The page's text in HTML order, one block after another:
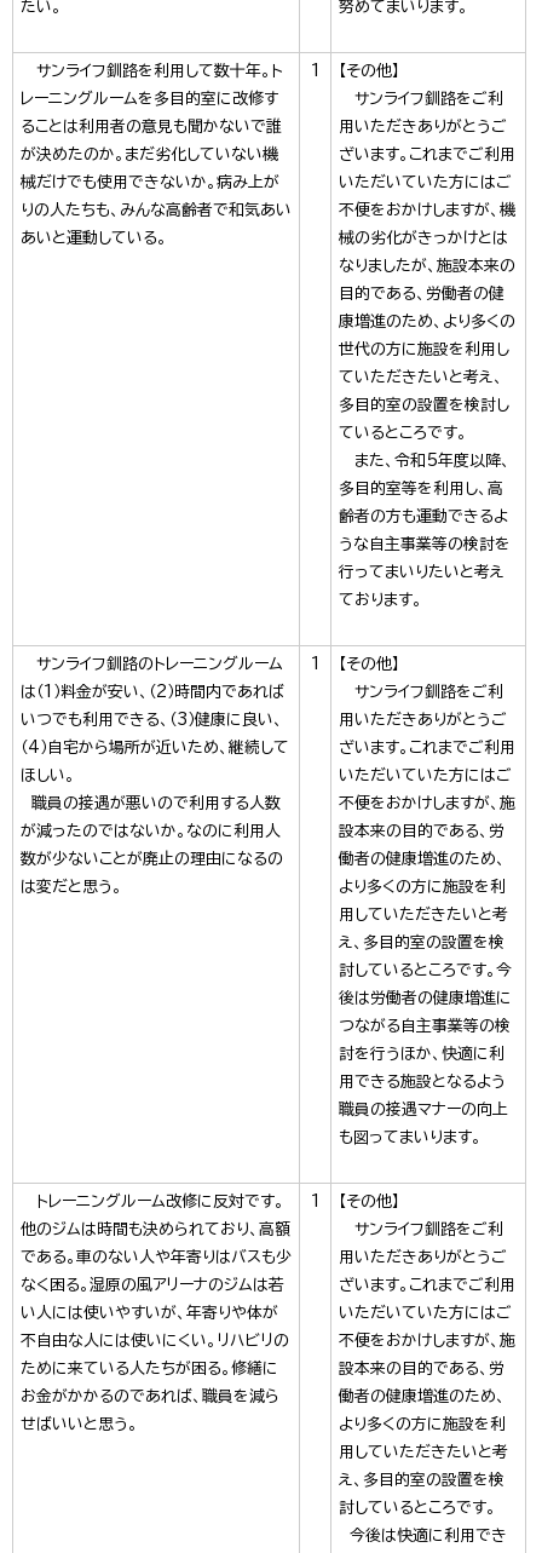
たい。 努めてまいります。
サンライフ釧路を利用して数十年。ト
レーニングルームを多目的室に改修す
ることは利用者の意見も聞かないで誰
が決めたのか。まだ劣化していない機
械だけでも使用できないか。病み上が
りの人たちも、みんな高齢者で和気あい
あいと運動している。
1
【その他】
サンライフ釧路をご利
用いただきありがとうご
ざいます。これまでご利用
いただいていた方にはご
不便をおかけしますが、機
械の劣化がきっかけとは
なりましたが、施設本来の
目的である、労働者の健
康増進のため、より多くの
世代の方に施設を利用し
ていただきたいと考え、
多目的室の設置を検討し
ているところです。
また、令和5年度以降、
多目的室等を利用し、高
齢者の方も運動できるよ
うな自主事業等の検討を
行ってまいりたいと考え
ております。
サンライフ釧路のトレーニングルーム
は（1）料金が安い、（2）時間内であれば
いつでも利用できる、（3）健康に良い、
（4）自宅から場所が近いため、継続して
ほしい。
職員の接遇が悪いので利用する人数
が減ったのではないか。なのに利用人
数が少ないことが廃止の理由になるの
は変だと思う。
1
【その他】
サンライフ釧路をご利
用いただきありがとうご
ざいます。これまでご利用
いただいていた方にはご
不便をおかけしますが、施
設本来の目的である、労
働者の健康増進のため、
より多くの方に施設を利
用していただきたいと考
え、多目的室の設置を検
討しているところです。今
後は労働者の健康増進に
つながる自主事業等の検
討を行うほか、快適に利
用できる施設となるよう
職員の接遇マナーの向上
も図ってまいります。
トレーニングルーム改修に反対です。
他のジムは時間も決められており、高額
である。車のない人や年寄りはバスも少
なく困る。湿原の風アリーナのジムは若
い人には使いやすいが、年寄りや体が
不自由な人には使いにくい。リハビリの
ために来ている人たちが困る。修繕に
お金がかかるのであれば、職員を減ら
せばいいと思う。
1
【その他】
サンライフ釧路をご利
用いただきありがとうご
ざいます。これまでご利用
いただいていた方にはご
不便をおかけしますが、施
設本来の目的である、労
働者の健康増進のため、
より多くの方に施設を利
用していただきたいと考
え、多目的室の設置を検
討しているところです。
今後は快適に利用でき